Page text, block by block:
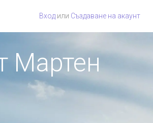
Вход или Създаване на акаунт
Мартен